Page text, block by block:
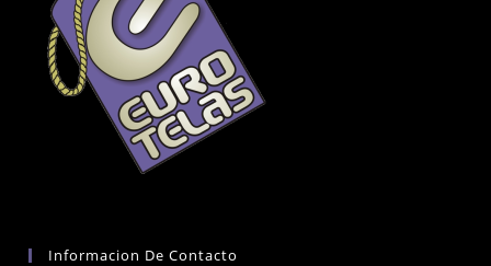
Informacion De Contacto